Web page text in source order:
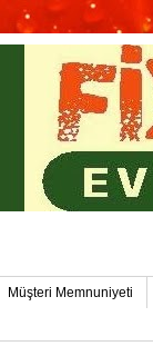
Müşteri Memnuniyeti